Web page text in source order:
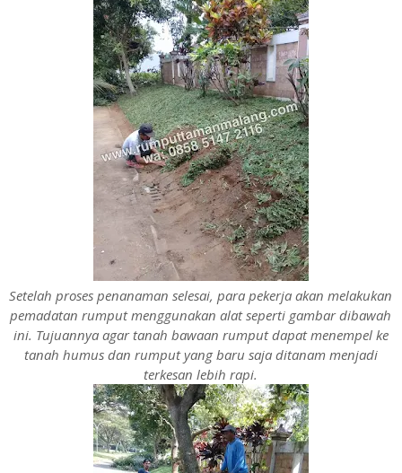
Setelah proses penanaman selesai, para pekerja akan melakukan
pemadatan rumput menggunakan alat seperti gambar dibawah
ini. Tujuannya agar tanah bawaan rumput dapat menempel ke
tanah humus dan rumput yang baru saja ditanam menjadi
terkesan lebih rapi.